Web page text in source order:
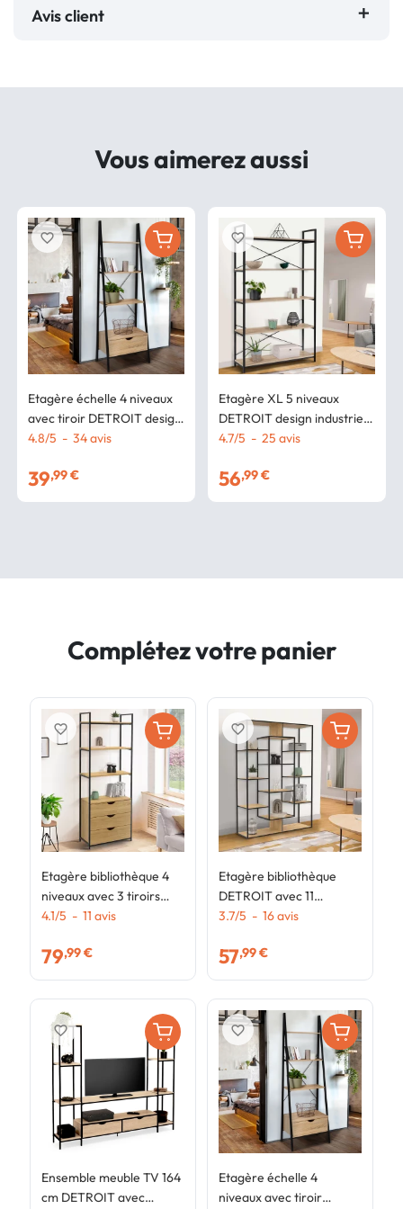
Avis client
Vous aimerez aussi
Etagère échelle 4 niveaux
avec tiroir DETROIT design
industriel
4.8/5 - 34avis
39,99 €
favorite_border
Etagère XL 5 niveaux
DETROIT design industriel
170 cm
4.7/5 - 25 avis
56,99 €
favorite_border
Complétez votre panier
Etagère bibliothèque 4
niveaux avec 3 tiroirs
DETROIT design
4.1/5 - 11 avis
79,99 €
favorite_border
Ensemble meuble TV 164
cm DETROIT avec
favorite_border
Etagère bibliothèque
DETROIT avec 11
compartiments design
3.7/5 - 16avis
57,99 €
favorite_border
Etagère échelle 4
niveaux avec tiroir
favorite_border